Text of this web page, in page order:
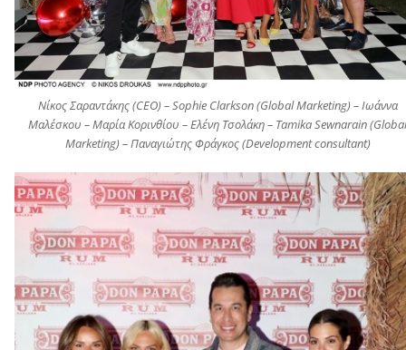
Νίκος Σαραντάκης (CEO) – Sophie Clarkson (Global Marketing) – Ιωάννα
Μαλέσκου – Μαρία Κορινθίου – Ελένη Τσολάκη – Τamika Sewnarain (Global
Marketing) – Παναγιώτης Φράγκος (Development consultant)